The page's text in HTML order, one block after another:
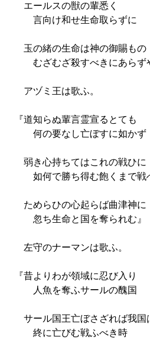
エールスの獣の輩悉く
言向け和せ生命取らずに
玉の緒の生命は神の御賜もの
むざむざ殺すべきにあらず
アヅミ王は歌ふ。
『道知らぬ輩言霊宣るとても
何の要なし亡ぼすに如かず
弱き心持ちてはこれの戦ひに
如何で勝ち得む飽くまで戦
ためらひの心起らば曲津神に
忽ち生命と国を奪られむ』
左守のナーマンは歌ふ。
『昔よりわが領域に忍び入り
人魚を奪ふサールの醜国
サール国王亡ぼさざれば我国
終に亡びむ戦ふべき時